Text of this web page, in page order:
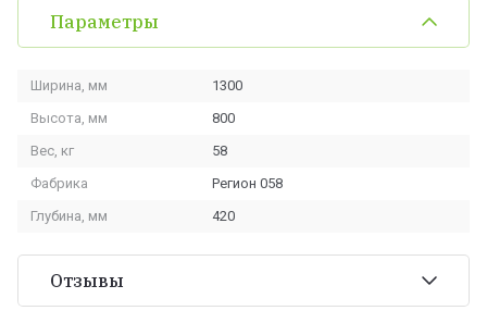
Параметры
Ширина, мм
1300
Высота, мм
800
Вес, кг
58
Фабрика
Регион 058
Глубина, мм
420
Отзывы